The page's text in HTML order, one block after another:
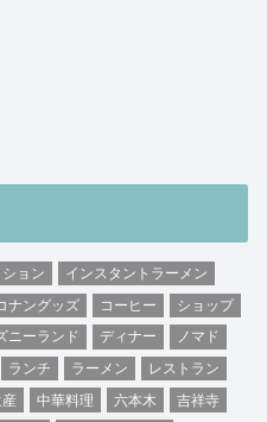
ョン
インスタントラーメン
ナングッズ コーヒー
ショップ
ニーランド ディナー
ノマド
ランチ ラーメン
レストラン
中華料理 六本木
吉祥寺